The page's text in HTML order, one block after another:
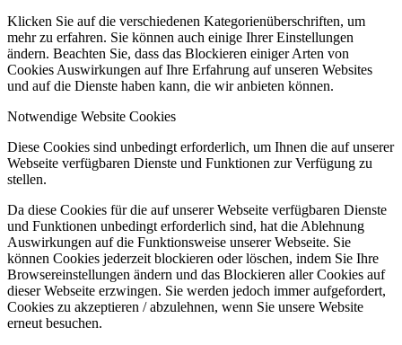
Klicken Sie auf die verschiedenen Kategorienüberschriften, um
mehr zu erfahren. Sie können auch einige Ihrer Einstellungen
ändern. Beachten Sie, dass das Blockieren einiger Arten von
Cookies Auswirkungen auf Ihre Erfahrung auf unseren Websites
und auf die Dienste haben kann, die wir anbieten können.
Notwendige Website Cookies
Diese Cookies sind unbedingt erforderlich, um Ihnen die auf unserer
Webseite verfügbaren Dienste und Funktionen zur Verfügung zu
stellen.
Da diese Cookies für die auf unserer Webseite verfügbaren Dienste
und Funktionen unbedingt erforderlich sind, hat die Ablehnung
Auswirkungen auf die Funktionsweise unserer Webseite. Sie
können Cookies jederzeit blockieren oder löschen, indem Sie Ihre
Browsereinstellungen ändern und das Blockieren aller Cookies auf
dieser Webseite erzwingen. Sie werden jedoch immer aufgefordert,
Cookies zu akzeptieren / abzulehnen, wenn Sie unsere Website
erneut besuchen.